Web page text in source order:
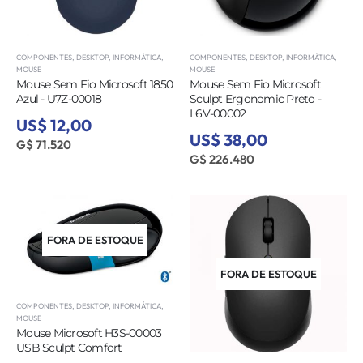
COMPONENTES DESKTOP INFORMÁTICA
MOUSE
Mouse Sem Fio Microsoft 1850
Azul - U7Z-00018
US$ 12,00
G$ 71.520
COMPONENTES DESKTOP INFORMÁTICA
MOUSE
Mouse Sem Fio Microsoft
Sculpt Ergonomic Preto -
L6V-00002
US$ 38,00
G$ 226.480
FORA DE ESTOQUE
COMPONENTES, DESKTOP, INFORMÁTICA,
MOUSE
Mouse Microsoft H3S-00003
USB Sculpt Comfort
FORA DE ESTOQUE